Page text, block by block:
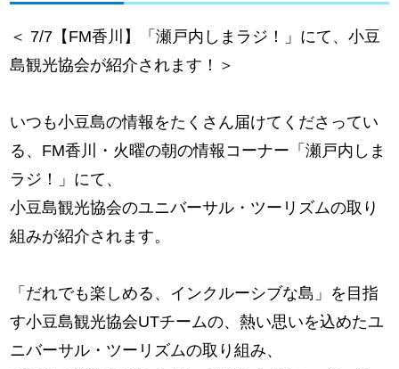
＜ 7/7【FM香川】「瀬戸内しまラジ！」にて、小豆
島観光協会が紹介されます！＞
いつも小豆島の情報をたくさん届けてくださってい
る、FM香川・火曜の朝の情報コーナー「瀬戸内しま
ラジ！」にて、
小豆島観光協会のユニバーサル・ツーリズムの取り
組みが紹介されます。
「だれでも楽しめる、インクルーシブな島」を目指
す小豆島観光協会UTチームの、熱い思いを込めたユ
ニバーサル・ツーリズムの取り組み、